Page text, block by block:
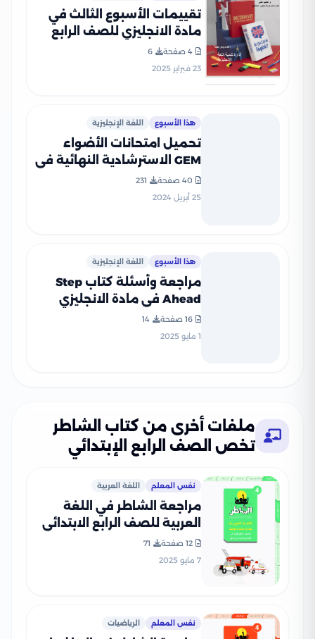
تقييمات الأسبوع الثالث في
مادة الانجليزي للصف الرابع
بصيغة PDF
4 صفحة
6
23 فبراير 2025
هذا الأسبوع اللغة الإنجليزية
تحميل امتحانات الأضواء
GEM الاسترشادية النهائية في
اللغة الإنجليزية للصف الرابع
الابتدائي مع اجاباتها
40 صفحة
231
25 أبريل 2024
هذا الأسبوع اللغة الإنجليزية
مراجعة وأسئلة كتاب Step
Ahead في مادة الانجليزي
لرابعة ابتدائي على مقرر شهر
أبريل 2025 بالاجابات
16 صفحة
14
1 مايو 2025
ملفات أخرى من كتاب الشاطر
تخص الصف الرابع الإبتدائي
نفس المعلم اللغة العربية
مراجعة الشاطر في اللغة
العربية للصف الرابع الابتدائي
بالاجابات
12 صفحة
71
7 مايو 2025
نفس المعلم الرياضيات